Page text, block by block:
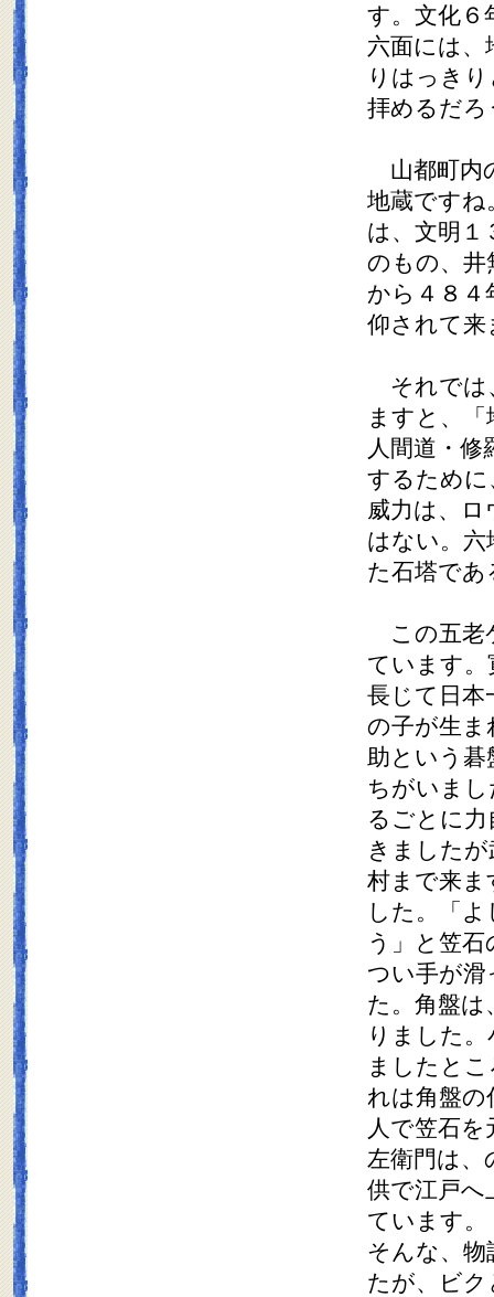
す。文化６
六面には
りはっき
拝めるだ
山都町内
地蔵ですね
は、文明１
のもの、井
から４８４
仰されて来
それでは
ますと、
人間道・修
するために
威力は、
はない。六
た石塔で
この五老
ています。
長じて日本
の子が生ま
助という碁
ちがいま
るごとに
きました
村まで来ま
した。「
う」と笠石
つい手が
た。角盤
りました
ましたと
れは角盤の
人で笠石
左衛門は、
供で江戸へ
ています。
そんな、
たが、ビ